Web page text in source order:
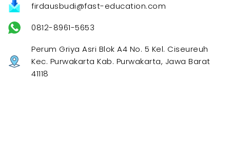
firdausbudi@fast-education.com
0812-8961-5653
Perum Griya Asri Blok A4 No. 5 Kel. Ciseureuh
Kec. Purwakarta Kab. Purwakarta, Jawa Barat
41118